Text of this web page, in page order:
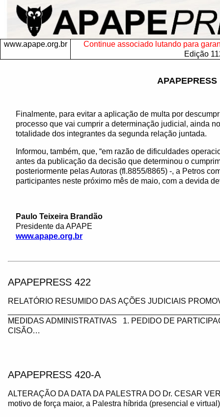
www.apape.org.br
Continue associado lutando para
Edição
APAPEPRESS
Finalmente, para evitar a aplicação de multa por
processo que vai cumprir a determinação judicial, ainda
totalidade dos integrantes da segunda relação juntada.
Informou, também, que, “em razão de dificuldades
antes da publicação da decisão que determinou o
posteriormente pelas Autoras (fl.8855/8865) -, a Petros
participantes neste próximo mês de maio, com a devida
Paulo Teixeira Brandão
Presidente da APAPE
www.apape.org.br
APAPEPRESS 422
RELATÓRIO RESUMIDO DAS AÇÕES JUDICIAIS
MEDIDAS ADMINISTRATIVAS 1. PEDIDO DE
CISÃO…
APAPEPRESS 420-A
ALTERAÇÃO DA DATA DA PALESTRA DO Dr. CESAR
motivo de força maior, a Palestra híbrida (presencial e